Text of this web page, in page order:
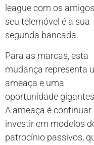
league com os
seu telemóvel é a sua
segunda bancada.
Para as marcas, esta
mudança representa
ameaça e uma
oportunidade
A ameaça é continuar
investir em modelos
patrocínio passivos,